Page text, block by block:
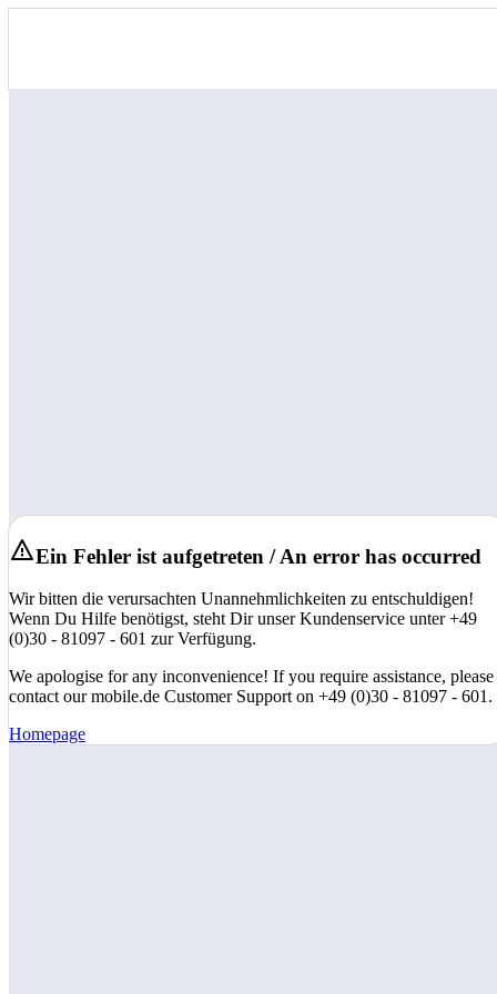
Ein Fehler ist aufgetreten / An error has occurred
Wir bitten die verursachten Unannehmlichkeiten zu entschuldigen!
Wenn Du Hilfe benötigst, steht Dir unser Kundenservice unter +49
(0)30 - 81097 - 601 zur Verfügung.
We apologise for any inconvenience! If you require assistance, please
contact our mobile.de Customer Support on +49 (0)30 - 81097 - 601.
Homepage